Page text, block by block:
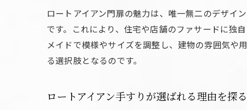
ロートアイアン門扉の魅力は、唯一無二のデザイ
です。これにより、住宅や店舗のファサードに独
メイドで模様やサイズを調整し、建物の雰囲気や
る選択肢となるのです。
ロートアイアン手すりが選ばれる理由を探る